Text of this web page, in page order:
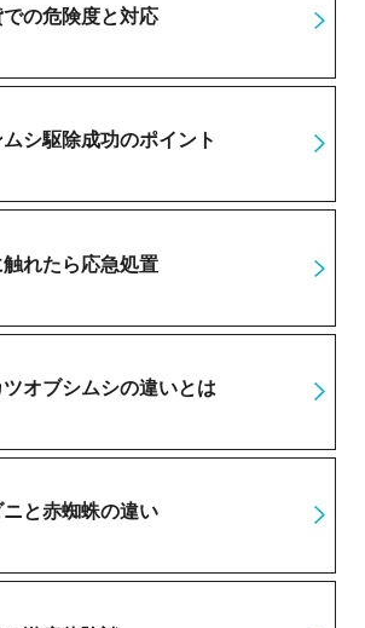
の危険度と対応
シ駆除成功のポイント
れたら応急処置
オブシムシの違いとは
と赤蜘蛛の違い